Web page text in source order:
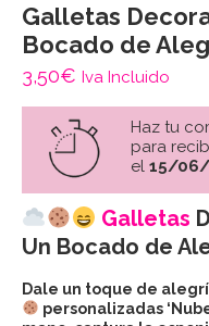
Galletas
Bocado de
3,50€ Iva Incluido
Haz tu
para
el 15/
Galletas
Un Bocado de
Dale un toque de
personalizadas